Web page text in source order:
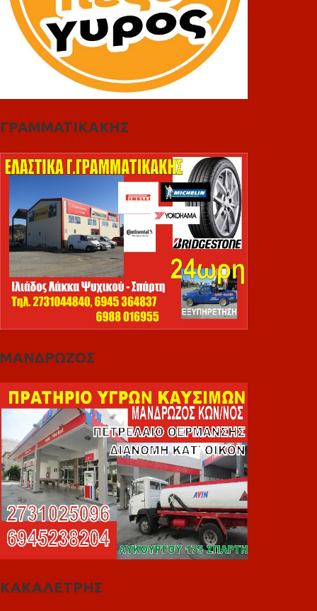
ΓΡΑΜΜΑΤΙΚΑΚΗΣ
ΜΑΝΔΡΩΖΟΣ
ΚΑΚΑΛΕΤΡΗΣ